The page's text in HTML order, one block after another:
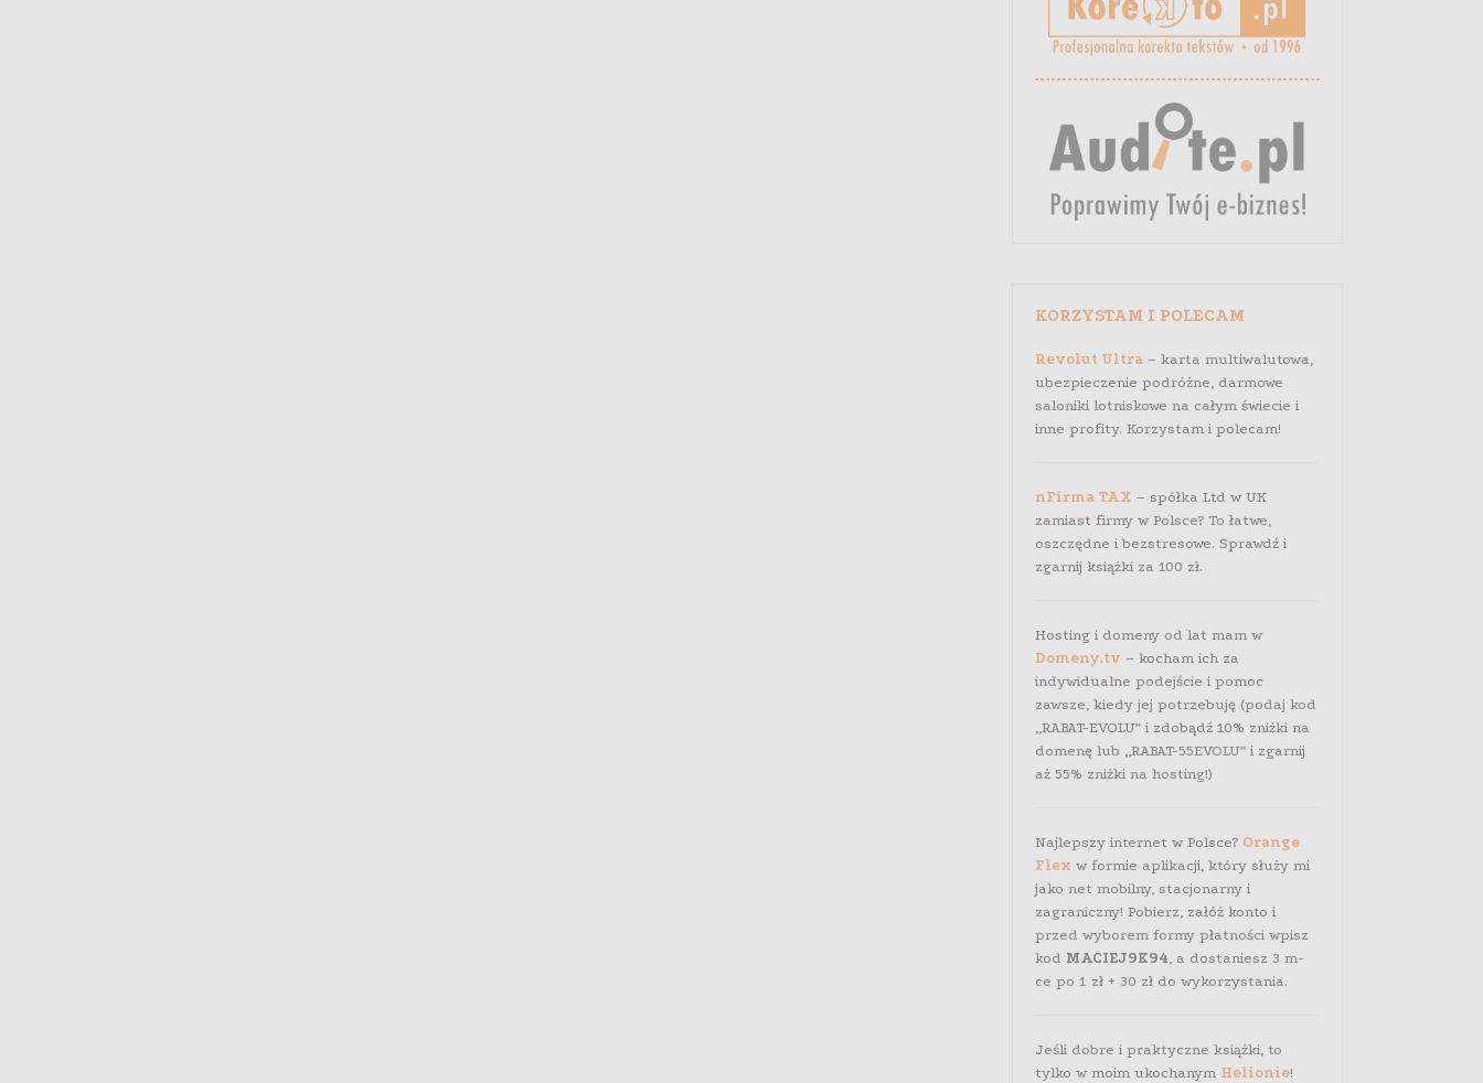
KORZYSTAM I POLECAM
Revolut Ultra– karta multiwalutowa,
ubezpieczenie podróżne, darmowe
saloniki lotniskowe na całym świecie i
inne profity. Korzystam i polecam!
nFirma TAX – spółka Ltd w UK
zamiast firmy w Polsce? To łatwe,
oszczędne i bezstresowe. Sprawdź i
zgarnij książki za 100 zł.
Hosting i domeny od lat mam w
Domeny.tv – kocham ich za
indywidualne podejście i pomoc
zawsze, kiedy jej potrzebuję (podaj kod
„RABAT-EVOLU” i zdobądź 10% zniżki na
domenę lub „RABAT-55EVOLU” i zgarnij
aż 55% zniżki na hosting!)
Najlepszy internet w Polsce? Orange
Flex w formie aplikacji, który służy mi
jako net mobilny, stacjonarny i
zagraniczny! Pobierz, załóż konto i
przed wyborem formy płatności wpisz
kod MACIEJ9K94, a dostaniesz 3 m-
ce po 1 zł + 30 zł do wykorzystania.
Jeśli dobre i praktyczne książki, to
tylko w moim ukochanym Helionie!